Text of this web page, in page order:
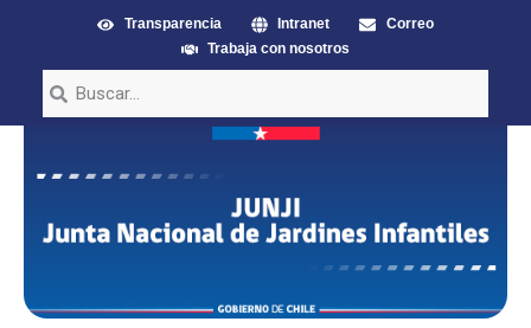
Transparencia Intranet
Correo
Trabaja con nosotros